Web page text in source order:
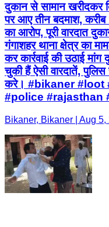
दुकान से सामान खरीदकर
पर आए तीन बदमाश,
का आरोप, पूरी वारदात
गंगाशहर थाना क्षेत्र का
कर कार्रवाई की उठाई
चुकी हैं ऐसी वारदातें, पुलिस
करे। #bikaner #loot
#police #rajasthan
Bikaner, Bikaner | Aug 5,